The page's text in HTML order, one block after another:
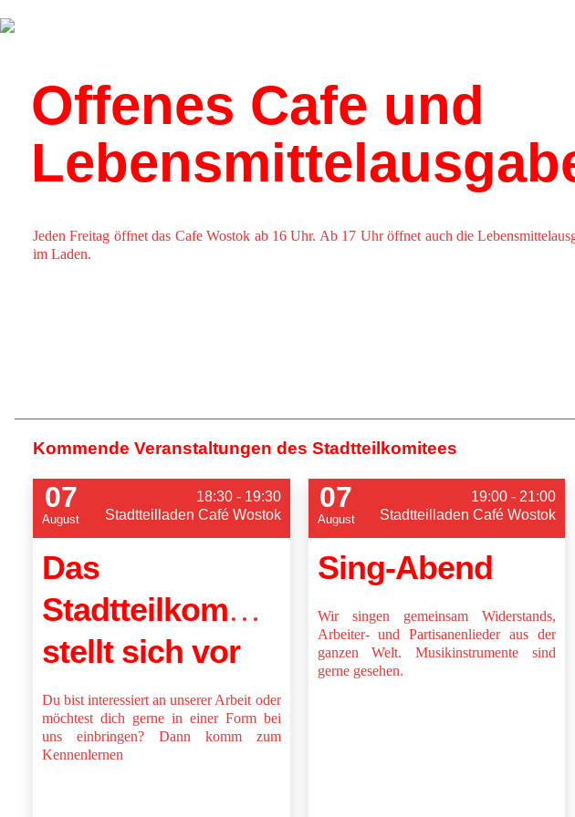
Offenes Cafe und
Jeden Freitag öffnet das Cafe Wostok ab 16 Uhr. Ab 17 Uhr öffnet auch die
im Laden.
Kommende Veranstaltungen des Stadtteilkomitees
07
August
18:30 - 19:30
Stadtteilladen Café Wostok
Das
Stadtteilkommittee
stellt sich vor
Du bist interessiert an unserer Arbeit oder
möchtest dich gerne in einer Form bei
uns einbringen? Dann komm zum
Kennenlernen
07
August
19:00 - 21:00
Stadtteilladen Café Wostok
Sing-Abend
Wir singen gemeinsam Widerstands,
Arbeiter- und Partisanenlieder aus der
ganzen Welt. Musikinstrumente sind
gerne gesehen.